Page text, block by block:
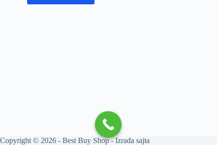
Copyright © 2026 - Best Buy Shop -Izrada sajta